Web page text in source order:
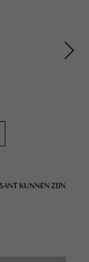
KUNNEN ZIJN